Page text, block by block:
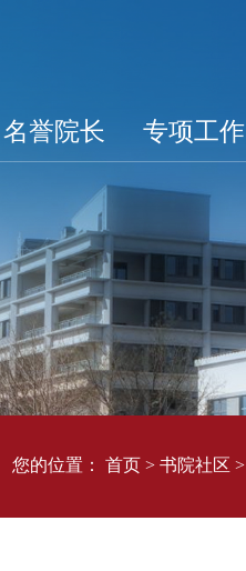
名誉院长 专项工作
您的位置： 首页 > 书院社区 >